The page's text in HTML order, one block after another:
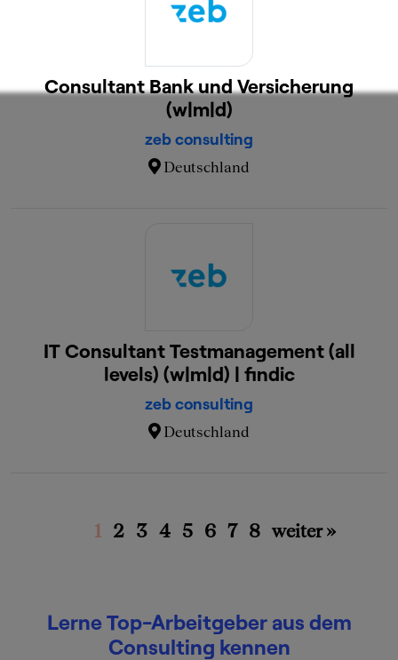
Consultant Bank und Versicherung
(w|m|d)
zeb consulting
Deutschland
IT Consultant Testmanagement (all
levels) (w|m|d) | findic
zeb consulting
Deutschland
1 2 3 4 5 6 7 8 weiter »
Lerne Top-Arbeitgeber aus dem
Consulting kennen